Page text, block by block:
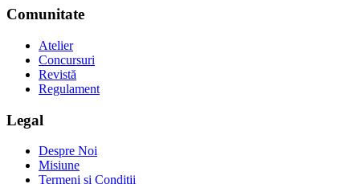
Comunitate
Atelier
Concursuri
Revistă
Regulament
Legal
Despre Noi
Misiune
Termeni și Condiții